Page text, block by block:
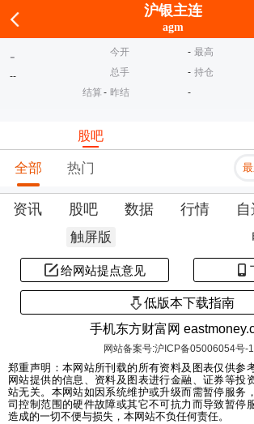
沪银主连
agm
-
--
今开 - 最高
总手
- 持仓
结算 - 昨结 -
股吧
全部 热门
资讯 股吧 数据 行情
触屏版
给网站提点意见
低版本下载指南
手机东方财富网
网站备案号:沪ICP备05006054号-
郑重声明：本网站所刊载的所有资料及图表仅供参
网站提供的信息、资料及图表进行金融、证券等投
站无关。本网站如因系统维护或升级而需暂停服务
司控制范围的硬件故障或其它不可抗力而导致暂停
造成的一切不便与损失，本网站不负任何责任。